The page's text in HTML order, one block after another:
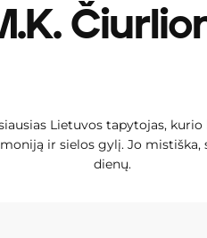
Lietuvos tapytojas,
ir sielos gylį. Jo mistiška,
dienų.